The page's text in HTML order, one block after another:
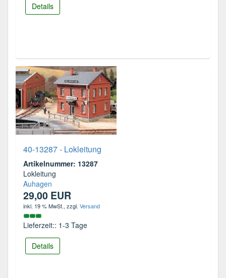
Details
40-13287 - Lokleitung
Artikelnummer: 13287
Lokleitung
Auhagen
29,00 EUR
inkl. 19 % MwSt., zzgl. Versand
Lieferzeit:: 1-3 Tage
Details